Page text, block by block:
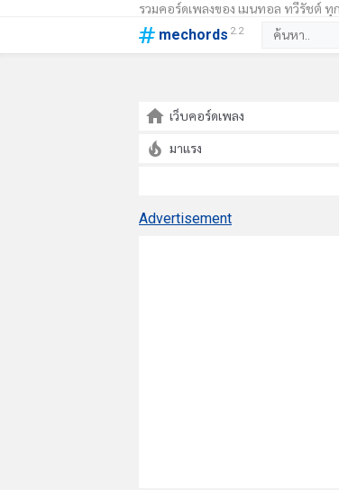
รวมคอร์ดเพลงของ เมนทอล ทวีรัชต์ ทุ
mechords 2.2
เว็บคอร์ดเพลง
มาแรง
Advertisement